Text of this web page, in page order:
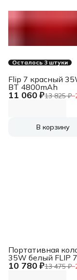
Осталось 3 штуки
11 060 ₽13 825 ₽−
Flip 7 красный
BT 4800mAh
В корзину
10 780 ₽13 475 ₽−
Портативная
35W белый FLIP 7